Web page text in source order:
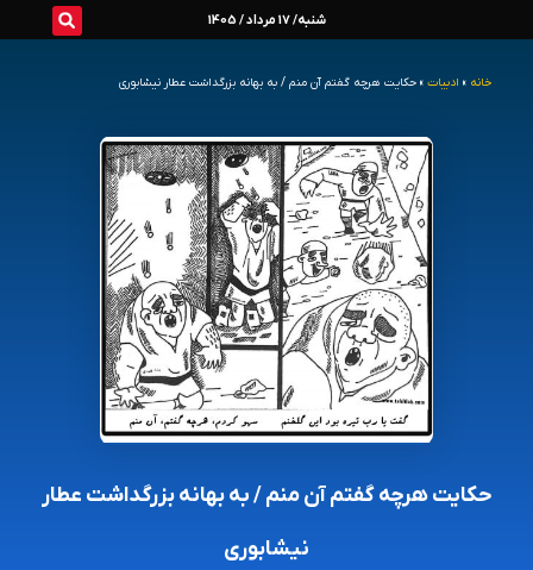
شنبه/ 17 مرداد / 1405
خانه » ادبیات » حکایت هرچه گفتم آن منم / به بهانه بزرگداشت عطار نیشابوری
حکایت هرچه گفتم آن منم / به بهانه بزرگداشت عطار
نیشابوری